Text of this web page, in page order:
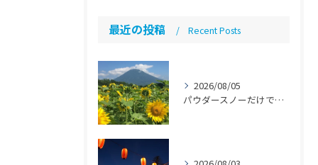
最近の投稿 Recent Posts
2026/08/05
パウダースノーだけではない魅力「ニセコ民泊のススメ」【ニセコ 民泊 管理 運営代行】